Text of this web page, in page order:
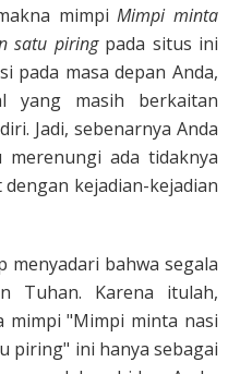
mimpiMimpi minta
satu piringpada situs ini
pada masa depan Anda,
yang masih berkaitan
Jadi, sebenarnya Anda
ada tidaknya
kejadian-kejadian
menyadari bahwa segala
Tuhan. Karena itulah,
mimpi "Mimpi minta nasi
piring" ini hanya sebagai